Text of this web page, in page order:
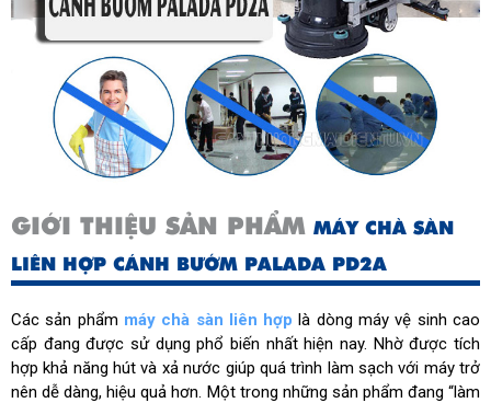
Xuất xứ:
Chính hãng Palada, sản xuất
theo công nghệ Italy
GIỚI THIỆU SẢN PHẨM MÁY CHÀ SÀN
LIÊN HỢP CÁNH BƯỚM PALADA PD2A
Các sản phẩm máy chà sàn liên hợp là dòng máy vệ sinh cao
cấp đang được sử dụng phổ biến nhất hiện nay. Nhờ được tích
hợp khả năng hút và xả nước giúp quá trình làm sạch với máy trở
nên dễ dàng, hiệu quả hơn. Một trong những sản phẩm đang “làm